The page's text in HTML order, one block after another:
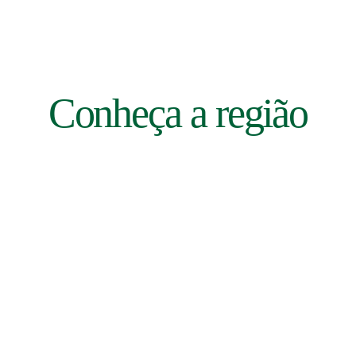
Conheça a região